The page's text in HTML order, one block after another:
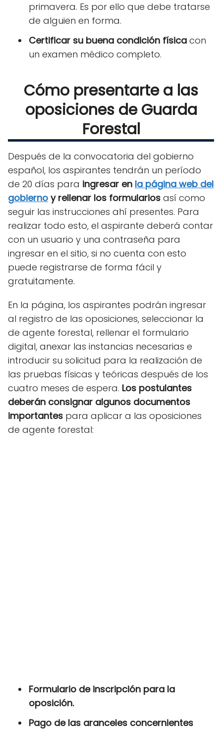
primavera. Es por ello que debe tratarse
de alguien en forma.
Certificar su buena condición física con
un examen médico completo.
Cómo presentarte a las
oposiciones de Guarda
Forestal
Después de la convocatoria del gobierno
español, los aspirantes tendrán un período
de 20 días para ingresar en la página web del
gobierno y rellenar los formularios así como
seguir las instrucciones ahí presentes. Para
realizar todo esto, el aspirante deberá contar
con un usuario y una contraseña para
ingresar en el sitio, si no cuenta con esto
puede registrarse de forma fácil y
gratuitamente.
En la página, los aspirantes podrán ingresar
al registro de las oposiciones, seleccionar la
de agente forestal, rellenar el formulario
digital, anexar las instancias necesarias e
introducir su solicitud para la realización de
las pruebas físicas y teóricas después de los
cuatro meses de espera. Los postulantes
deberán consignar algunos documentos
importantes para aplicar a las oposiciones
de agente forestal:
Formulario de inscripción para la
oposición.
Pago de las aranceles concernientes